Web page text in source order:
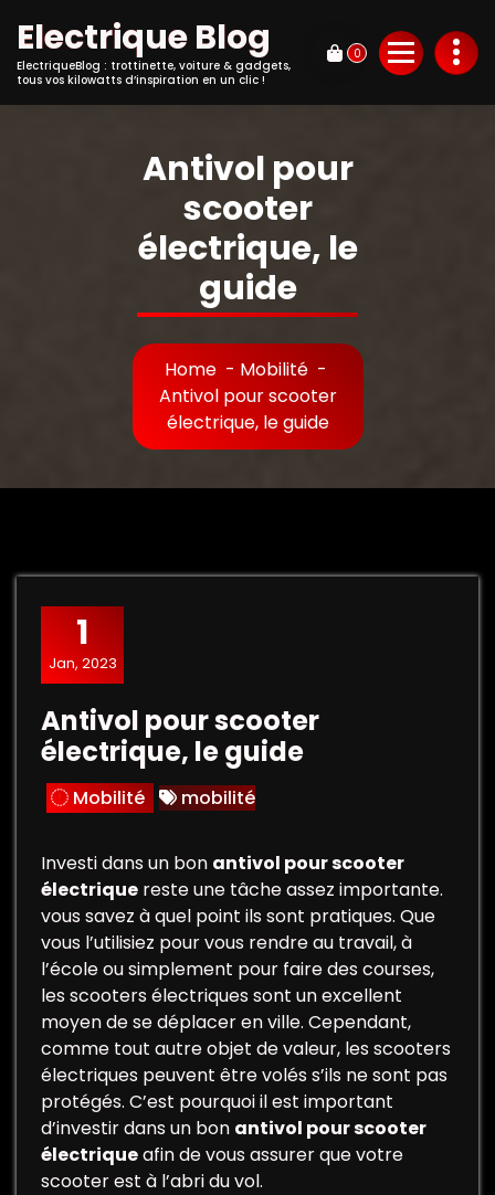
Electrique Blog
ElectriqueBlog : trottinette, voiture & gadgets,
tous vos kilowatts d’inspiration en un clic !
0
Antivol pour
scooter
électrique, le
guide
Home- Mobilité-
Antivol pour scooter
électrique, le guide
1
Jan, 2023
Antivol pour scooter
électrique, le guide
Mobilité mobilité
Investi dans un bon antivol pour scooter
électrique reste une tâche assez importante.
vous savez à quel point ils sont pratiques. Que
vous l’utilisiez pour vous rendre au travail, à
l’école ou simplement pour faire des courses,
les scooters électriques sont un excellent
moyen de se déplacer en ville. Cependant,
comme tout autre objet de valeur, les scooters
électriques peuvent être volés s’ils ne sont pas
protégés. C’est pourquoi il est important
d’investir dans un bon antivol pour scooter
électriqueafin de vous assurer que votre
scooter est à l’abri du vol.